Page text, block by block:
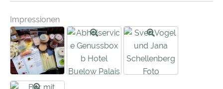
Impressionen